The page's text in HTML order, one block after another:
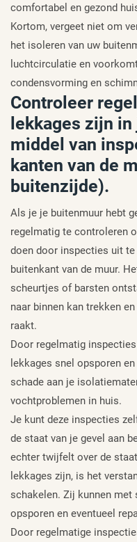
comfortabel en gezond
Kortom, vergeet niet om
het isoleren van uw
luchtcirculatie en
condensvorming en
Controleer
lekkages zijn
middel van
kanten van de
buitenzijde).
Als je je buitenmuur hebt
regelmatig te controleren
doen door inspecties uit te
buitenkant van de muur.
scheurtjes of barsten
naar binnen kan trekken
raakt.
Door regelmatig
lekkages snel opsporen
schade aan je
vochtproblemen in huis.
Je kunt deze inspecties
de staat van je gevel aan
echter twijfelt over de
lekkages zijn, is het
schakelen. Zij kunnen met
opsporen en eventueel
Door regelmatige